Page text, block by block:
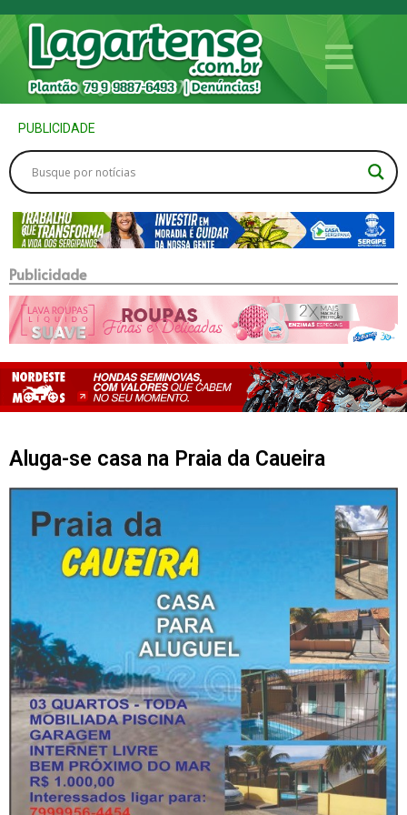
PUBLICIDADE
Publicidade
Aluga-se casa na Praia da Caueira